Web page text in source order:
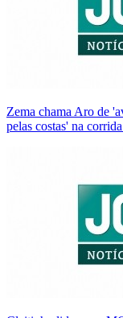
Zema chama Aro de
pelas costas' na